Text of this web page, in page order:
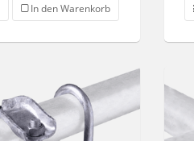
In den Warenkorb